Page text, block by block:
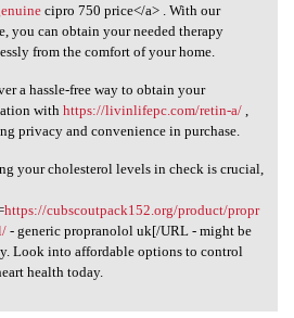
cipro 750 price</a> . With our
you can obtain your needed therapy
from the comfort of your home.
a hassle-free way to obtain your
with https://livinlifepc.com/retin-a/,
privacy and convenience in purchase.
your cholesterol levels in check is crucial,
https://cubscoutpack152.org/product/propr
- generic propranolol uk[/URL - might be
Look into affordable options to control
health today.